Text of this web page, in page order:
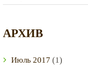
АРХИВ
Июль 2017 (1)